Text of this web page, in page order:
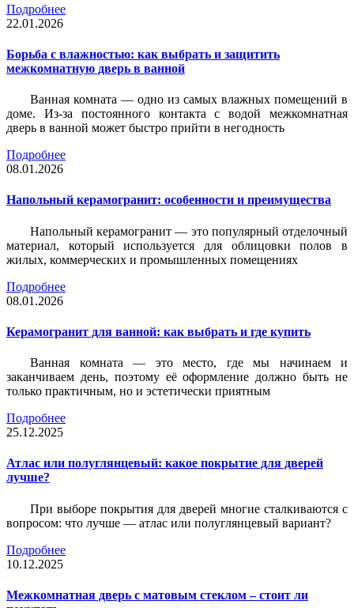
Подробнее
22.01.2026
Борьба с влажностью: как выбрать и защитить
межкомнатную дверь в ванной
Ванная комната — одно из самых влажных помещений в
доме. Из-за постоянного контакта с водой межкомнатная
дверь в ванной может быстро прийти в негодность
Подробнее
08.01.2026
Напольный керамогранит: особенности и преимущества
Напольный керамогранит — это популярный отделочный
материал, который используется для облицовки полов в
жилых, коммерческих и промышленных помещениях
Подробнее
08.01.2026
Керамогранит для ванной: как выбрать и где купить
Ванная комната — это место, где мы начинаем и
заканчиваем день, поэтому её оформление должно быть не
только практичным, но и эстетически приятным
Подробнее
25.12.2025
Атлас или полуглянцевый: какое покрытие для дверей
лучше?
При выборе покрытия для дверей многие сталкиваются с
вопросом: что лучше — атлас или полуглянцевый вариант?
Подробнее
10.12.2025
Межкомнатная дверь с матовым стеклом – стоит ли